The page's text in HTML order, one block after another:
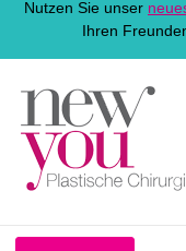
Nutzen Sie unser
Ihren